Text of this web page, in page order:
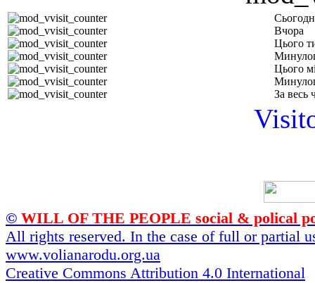
Вчора
Цього
Цього
За весь
© WILL OF THE PEOPLE social & polical
All rights reserved. In the case of full or partial
www.volianarodu.org.ua
Creative Commons Attribution 4.0 International